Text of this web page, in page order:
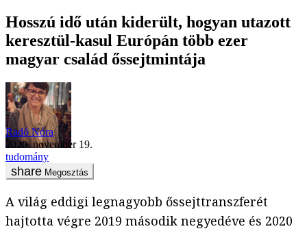
Hosszú idő után kiderült, hogyan utazott
keresztül-kasul Európán több ezer
magyar család őssejtmintája
Radó Nóra
2020. november 19.
tudomány
Megosztás
A világ eddigi legnagyobb őssejttranszferét
hajtotta végre 2019 második negyedéve és 2020